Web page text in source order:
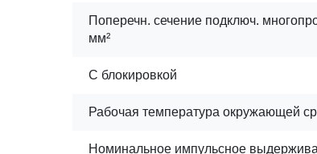
Поперечн. сечение подключ.
мм²
С блокировкой
Рабочая температура окружающей
Номинальное импульсное